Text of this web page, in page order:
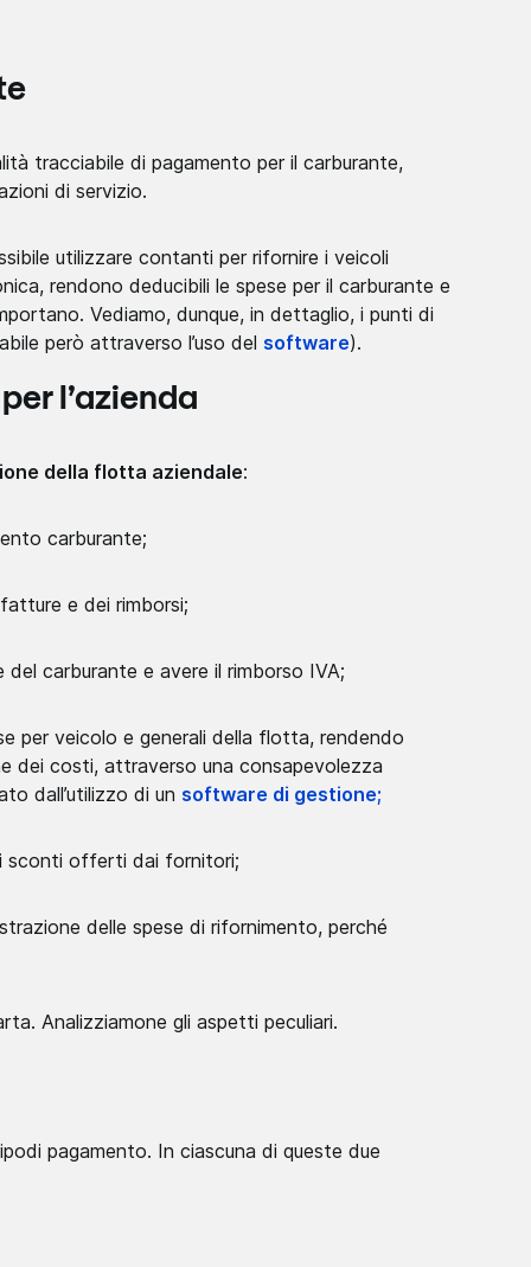
tracciabile di pagamento per il carburante,
di servizio.
utilizzare contanti per rifornire i veicoli
rendono deducibili le spese per il carburante e
Vediamo, dunque, in dettaglio, i punti di
però attraverso l’uso del software).
l’azienda
della flotta aziendale:
carburante;
e dei rimborsi;
carburante e avere il rimborso IVA;
per veicolo e generali della flotta, rendendo
dei costi, attraverso una consapevolezza
dall’utilizzo di un software di gestione;
sconti offerti dai fornitori;
delle spese di rifornimento, perché
Analizziamone gli aspetti peculiari.
pagamento. In ciascuna di queste due